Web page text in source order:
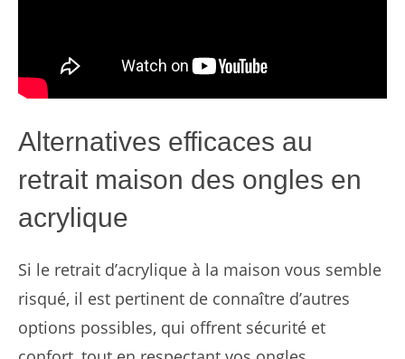
Alternatives efficaces au
retrait maison des ongles en
acrylique
Si le retrait d’acrylique à la maison vous semble
risqué, il est pertinent de connaître d’autres
options possibles, qui offrent sécurité et